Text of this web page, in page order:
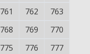
761 762
763
768 769
770
775 776
777